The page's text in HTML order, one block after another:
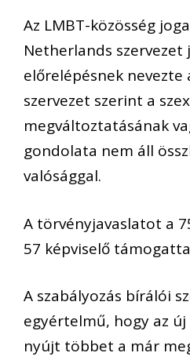
Az LMBT-közösség
Netherlands szervezet
előrelépésnek nevezte
szervezet szerint a
megváltoztatásának
gondolata nem áll
valósággal.
A törvényjavaslatot a
57 képviselő
A szabályozás bírálói
egyértelmű, hogy az
nyújt többet a már